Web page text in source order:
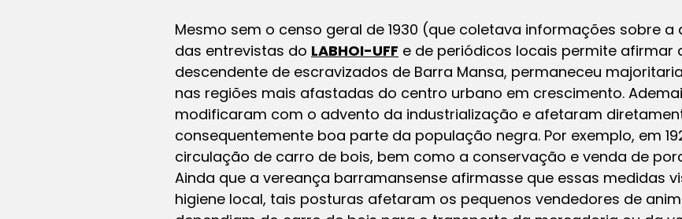
Mesmo sem o censo geral de 1930 (que coletava informações sobre a
das entrevistas do LABHOI-UFF e de periódicos locais permite afirmar
descendente de escravizados de Barra Mansa, permaneceu
nas regiões mais afastadas do centro urbano em crescimento.
modificaram com o advento da industrialização e afetaram
consequentemente boa parte da população negra. Por exemplo, em
circulação de carro de bois, bem como a conservação e venda de
Ainda que a vereança barramansense afirmasse que essas medidas
higiene local, tais posturas afetaram os pequenos vendedores de